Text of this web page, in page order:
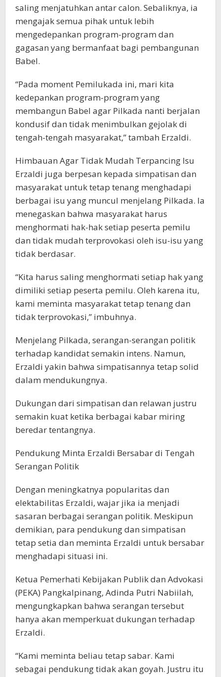
saling menjatuhkan antar calon. Sebaliknya, ia
mengajak semua pihak untuk lebih
mengedepankan program-program dan
gagasan yang bermanfaat bagi pembangunan
Babel.
“Pada moment Pemilukada ini, mari kita
kedepankan program-program yang
membangun Babel agar Pilkada nanti berjalan
kondusif dan tidak menimbulkan gejolak di
tengah-tengah masyarakat,” tambah Erzaldi.
Himbauan Agar Tidak Mudah Terpancing Isu
Erzaldi juga berpesan kepada simpatisan dan
masyarakat untuk tetap tenang menghadapi
berbagai isu yang muncul menjelang Pilkada. Ia
menegaskan bahwa masyarakat harus
menghormati hak-hak setiap peserta pemilu
dan tidak mudah terprovokasi oleh isu-isu yang
tidak berdasar.
“Kita harus saling menghormati setiap hak yang
dimiliki setiap peserta pemilu. Oleh karena itu,
kami meminta masyarakat tetap tenang dan
tidak terprovokasi,” imbuhnya.
Menjelang Pilkada, serangan-serangan politik
terhadap kandidat semakin intens. Namun,
Erzaldi yakin bahwa simpatisannya tetap solid
dalam mendukungnya.
Dukungan dari simpatisan dan relawan justru
semakin kuat ketika berbagai kabar miring
beredar tentangnya.
Pendukung Minta Erzaldi Bersabar di Tengah
Serangan Politik
Dengan meningkatnya popularitas dan
elektabilitas Erzaldi, wajar jika ia menjadi
sasaran berbagai serangan politik. Meskipun
demikian, para pendukung dan simpatisan
tetap setia dan meminta Erzaldi untuk bersabar
menghadapi situasi ini.
Ketua Pemerhati Kebijakan Publik dan Advokasi
(PEKA) Pangkalpinang, Adinda Putri Nabiilah,
mengungkapkan bahwa serangan tersebut
hanya akan memperkuat dukungan terhadap
Erzaldi.
“Kami meminta beliau tetap sabar. Kami
sebagai pendukung tidak akan goyah. Justru itu